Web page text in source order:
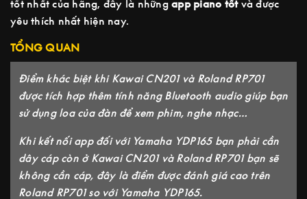
tốt nhất của hãng, đây là những app piano tốtvà được
yêu thích nhất hiện nay.
TỔNG QUAN
Điểm khác biệt khi Kawai CN201 và Roland RP701
được tích hợp thêm tính năng Bluetooth audio giúp bạn
sử dụng loa của đàn để xem phim, nghe nhạc…
Khi kết nối app đối với Yamaha YDP165 bạn phải cần
dây cáp còn ở Kawai CN201 và Roland RP701 bạn sẽ
không cần cáp, đây là điểm được đánh giá cao trên
Roland RP701 so với Yamaha YDP165.